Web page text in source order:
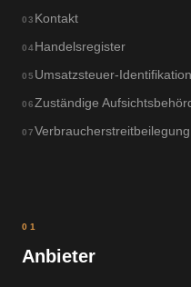
03 Kontakt
04Handelsregister
05 Umsatzsteuer-
06Zuständige
07Verbraucherstreitbeilegung
01
Anbieter